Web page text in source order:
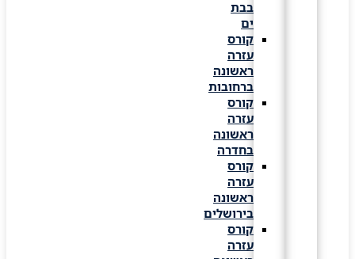
קורס
עזרה
ראשונה
ברחובות
קורס
עזרה
ראשונה
בחדרה
קורס
עזרה
ראשונה
בירושלים
קורס
עזרה